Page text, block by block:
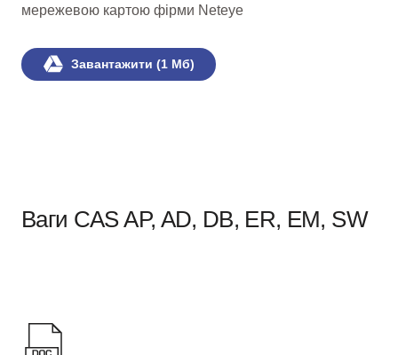
мережевою картою фірми Neteye
Завантажити (1 Мб)
Ваги CAS AP, AD, DB, ER, EM, SW